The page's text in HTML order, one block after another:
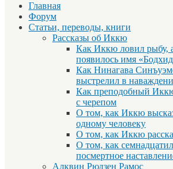
Главная
Форум
Статьи, переводы, книги
Рассказы об Иккю
Как Иккю ловил рыбу,
появилось имя
Как Нинагава
выстрелил в
Как преподобный
с черепом
О том, как Иккю
одному человеку
О том, как Иккю
О том, как
посмертное
Алквин Рюдзен Рамос